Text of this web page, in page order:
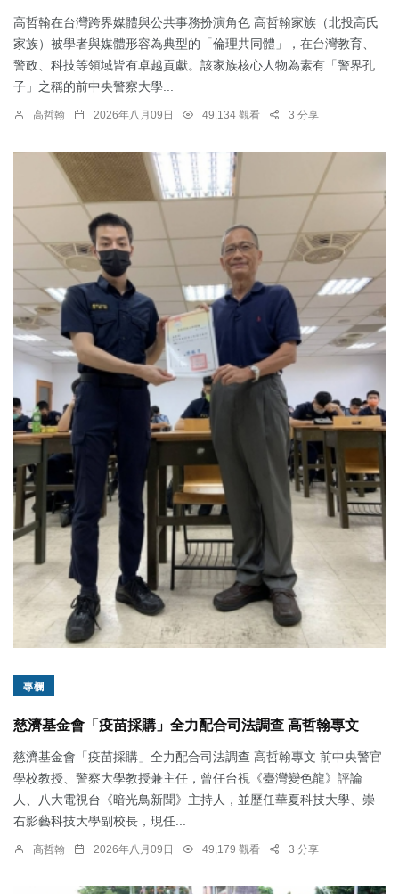
高哲翰在台灣跨界媒體與公共事務扮演角色 高哲翰家族（北投高氏
家族）被學者與媒體形容為典型的「倫理共同體」，在台灣教育、
警政、科技等領域皆有卓越貢獻。該家族核心人物為素有「警界孔
子」之稱的前中央警察大學...
高哲翰 2026年八月09日 49,134 觀看 3 分享
專欄
慈濟基金會「疫苗採購」全力配合司法調查 高哲翰專文
慈濟基金會「疫苗採購」全力配合司法調查 高哲翰專文 前中央警官
學校教授、警察大學教授兼主任，曾任台視《臺灣變色龍》評論
人、八大電視台《暗光鳥新聞》主持人，並歷任華夏科技大學、崇
右影藝科技大學副校長，現任...
高哲翰 2026年八月09日 49,179 觀看 3 分享